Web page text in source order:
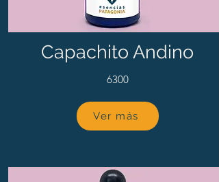
Capachito Andino
6300
Ver más